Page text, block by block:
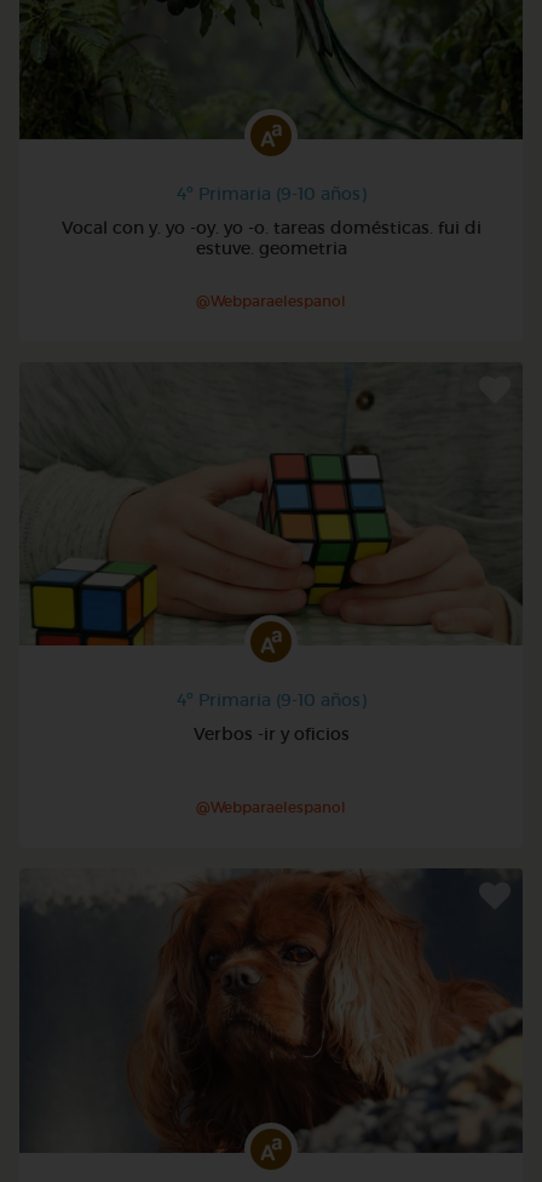
4º Primaria (9-10 años)
Vocal con y. yo -oy. yo -o. tareas domésticas. fui di
estuve. geometria
@Webparaelespanol
4º Primaria (9-10 años)
Verbos -ir y oficios
@Webparaelespanol